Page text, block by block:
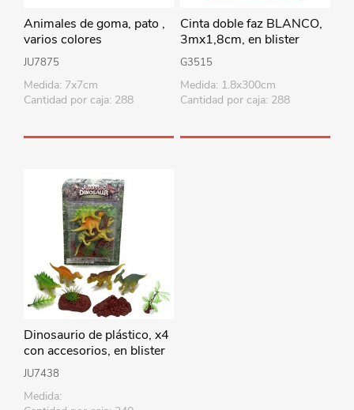
Animales de goma, pato ,
varios colores
JU7875
Medida: 7x7cm
Cantidad por caja: 288
Cinta doble faz BLANCO,
3mx1,8cm, en blister
G3515
Medida: 1.8x300cm
Cantidad por caja: 288
Dinosaurio de plástico, x4
con accesorios, en blister
JU7438
Medida: